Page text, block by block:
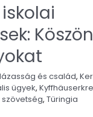
és család,
ügyek,
, Türingia